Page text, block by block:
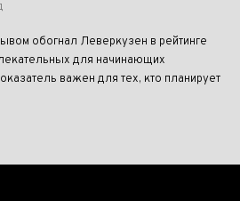
обогнал Леверкузен в рейтинге
для начинающих
важен для тех, кто планирует